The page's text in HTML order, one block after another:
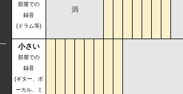
部屋での
録音
(ドラム等)
満
小さい
部屋での
録音
(ギター、ボ
ーカル、ミ